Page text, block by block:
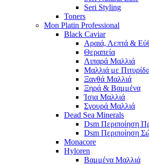
Seri Styling
Toners
Mon Platin Professional
Black Caviar
Αραιά, Λεπτά &
Θεραπεία
Λιπαρά Μαλλιά
Μαλλιά με
Ξανθά Μαλλιά
Ξηρά & Βαμμένα
Ίσια Μαλλιά
Σγουρά Μαλλιά
Dead Sea Minerals
Dsm Περιποίηση
Dsm Περιποίηση
Monacore
Hyloren
Βαμμένα Μαλλιά